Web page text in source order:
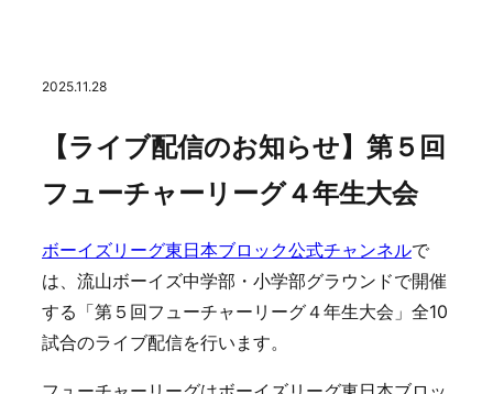
2025.11.28
【ライブ配信のお知らせ】第５回
フューチャーリーグ４年生大会
ボーイズリーグ東日本ブロック公式チャンネルで
は、流山ボーイズ中学部・小学部グラウンドで開催
する「第５回フューチャーリーグ４年生大会」全10
試合のライブ配信を行います。